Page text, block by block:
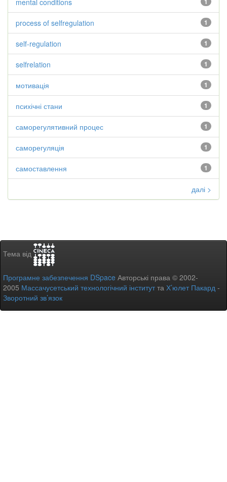
mental conditions
1
process of selfregulation
1
self-regulation
1
selfrelation
1
мотивація
1
психічні стани
1
саморегулятивний процес
1
саморегуляція
1
самоставлення
далі >
Тема від
Програмне забезпечення DSpace Авторські права © 2002-
2005 Массачусетський технологічний інститутта Х’юлет Пакард -
Зворотний зв’язок